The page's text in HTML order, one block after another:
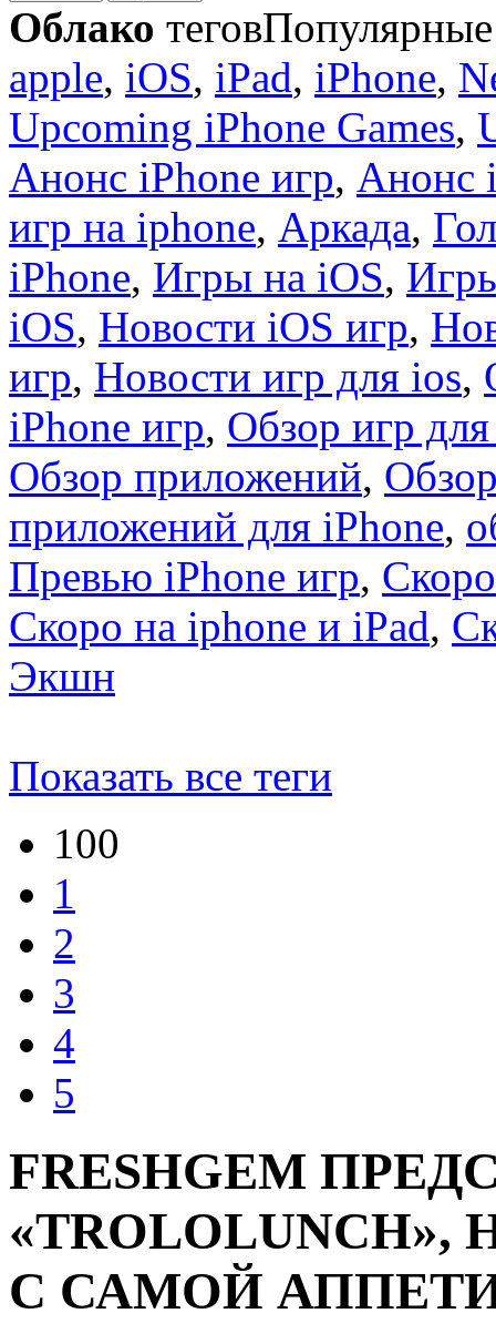
Облако теговПопулярные
apple, iOS, iPad, iPhone,
Upcoming iPhone Games,
Анонс iPhone игр, Анонс
игр на iphone, Аркада,
iPhone, Игры на iOS,
iOS, Новости iOS игр,
игр, Новости игр для ios,
iPhone игр, Обзор игр
Обзор приложений,
приложений для iPhone,
Превью iPhone игр,
Скоро на iphone и iPad,
Экшн
Показать все теги
100
1
2
3
4
5
FRESHGEM
С САМОЙ